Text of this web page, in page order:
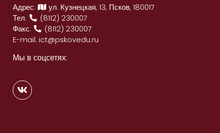
Адрес:
ул. Кузнецкая, 13, Псков, 180017
Тел.
(8112) 230007
Факс:
(8112) 230007
E-mail:ict@pskovedu.ru
Мы в соцсетях: